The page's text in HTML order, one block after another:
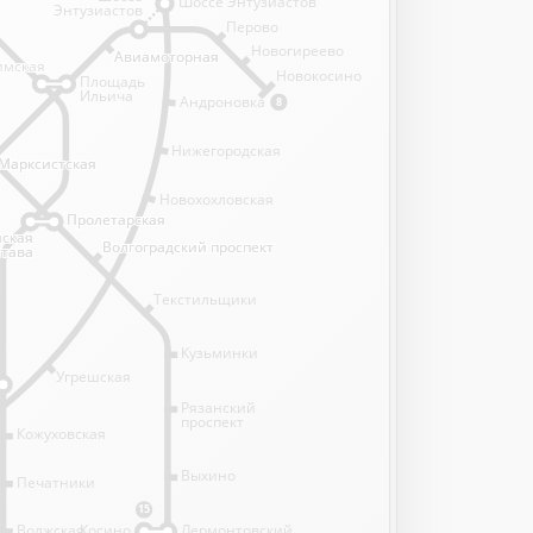
8
15
Андроновка
Нижегородская
Новохохловская
Угрешская
Текстильщики
Кузьминки
Рязанский
проспект
Выхино
Лермонтовский
Кожуховская
Печатники
Волжская
Перово
Новогиреево
Новокосино
Площадь
Ильича
Пролетарская
Пролетарская
Волгоградский проспект
Волгоградский проспект
Авиамоторная
Авиамоторная
Энтузиастов
Косино